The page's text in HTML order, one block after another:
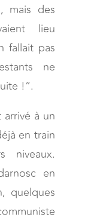
mais des
lieu
fallait pas
ne
!”.
à un
en train
niveaux.
en
quelques